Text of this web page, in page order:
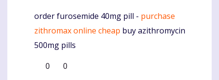
Komentaras
order furosemide 40mg pill - purchase
zithromax online cheap buy azithromycin
500mg pills
0
0